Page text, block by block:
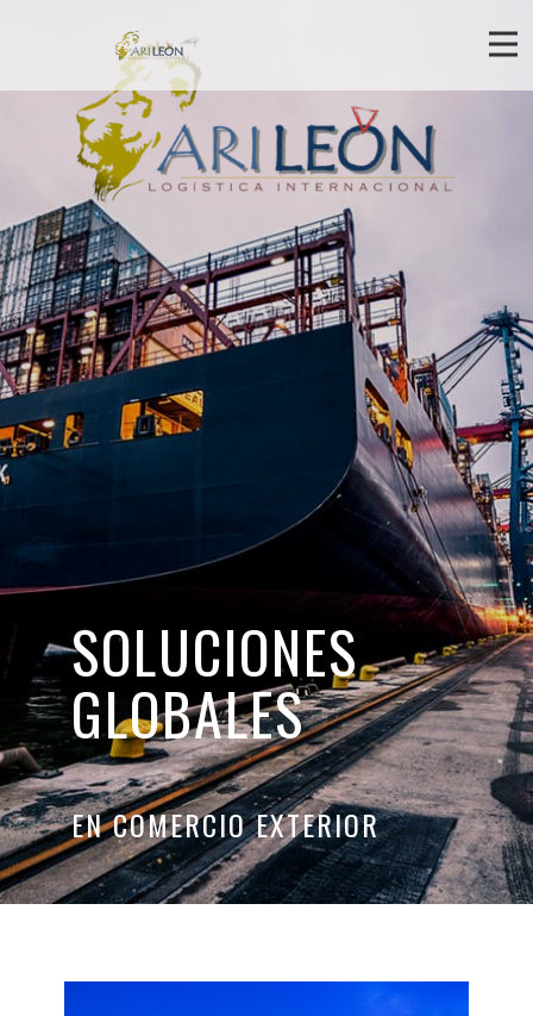
SOLUCIONES
GLOBALES
EN COMERCIO EXTERIOR